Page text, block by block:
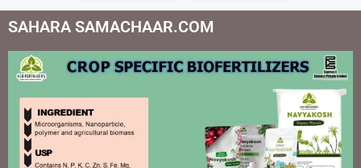
SAHARA SAMACHAAR.COM